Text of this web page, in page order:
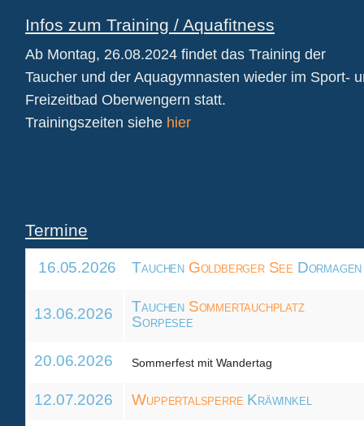
Infos zum Training / Aquafitness
Ab Montag, 26.08.2024 findet das Training der
Taucher und der Aquagymnasten wieder im Sport-
Freizeitbad Oberwengern statt.
Trainingszeiten siehe hier
Termine
16.05.2026 Tauchen Goldberger See Dormagen
13.06.2026 Tauchen Sommertauchplatz
Sorpesee
20.06.2026 Sommerfest mit Wandertag
12.07.2026 Wuppertalsperre Kräwinkel